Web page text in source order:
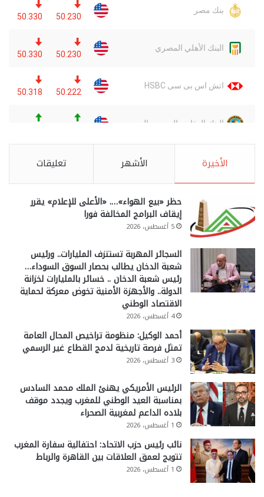
الأخيرة الأشهر تعليقات
حظر «بيع الهواء»…. «الأعلى للإعلام» يقرر
إيقاف البرامج المخالفة فورا
5 أغسطس، 2026
السجائر المهربة تستنزف المليارات.. ورئيس
شعبة الدخان يطالب بحصار السوق السوداء…
رئيس شعبة الدخان .. خسائر بالمليارات لخزانة
الدولة.. والأجهزة الأمنية تخوض معركة لحماية
الاقتصاد الوطني
4 أغسطس، 2026
أحمد الوكيل: منظومة تراخيص المحال العامة
تمثل فرصة تاريخية لدمج القطاع غير الرسمي
3 أغسطس، 2026
الرئيس الأمريكي يهنئ الملك محمد السادس
بمناسبة العيد الوطني للمغرب ويجدد موقف
بلاده الداعم لمغربية الصحراء
1 أغسطس، 2026
نائب رئيس حزب الاتحاد: احتفالية سفارة المغرب
تتويج لعمق العلاقات بين القاهرة والرباط
1 أغسطس، 2026